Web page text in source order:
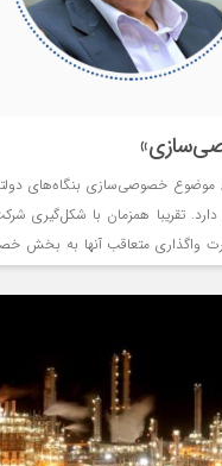
موضوع خصوصی‌سازی بنگاه‌های
دارد. تقریبا همزمان با شکل‌گیری
واگذاری متعاقب آنها به بخش
دولتی به‌عنوان پشتوانه
شد. با این همه، در زمان وقوع
در ایران وجود داشت که در رأس
بنگاه‌های وابسته، ذوب آهن
هواپیمایی ملی ایران، رادیو و